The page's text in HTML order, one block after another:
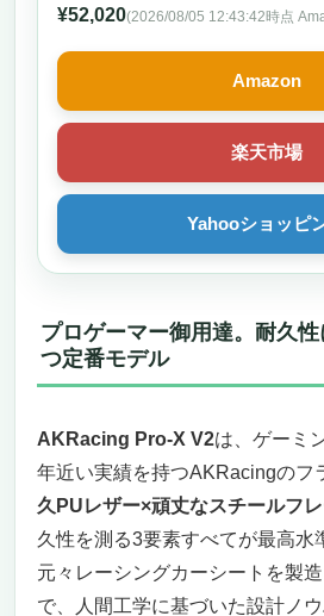
¥52,020(2026/08/05 12:43:42時点
Amazon
楽天市場
Yahooショッピ
プロゲーマー御用達。耐久
つ定番モデル
AKRacing Pro-X V2は、ゲーミ
年近い実績を持つAKRacingのフ
久PUレザー×頑丈なスチールフ
久性を測る3要素すべてが最高水
元々レーシングカーシートを製
で、人間工学に基づいた設計ノウ